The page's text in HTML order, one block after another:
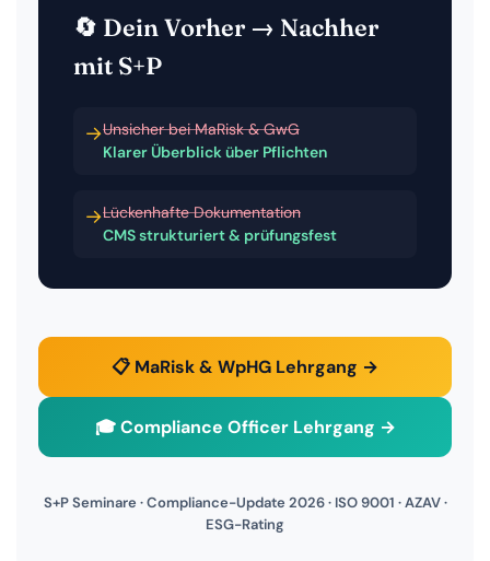
🔄 Dein Vorher → Nachher
mit S+P
→Unsicher bei MaRisk & GwG
Klarer Überblick über Pflichten
→Lückenhafte Dokumentation
CMS strukturiert & prüfungsfest
📋 MaRisk & WpHG Lehrgang →
🎓 Compliance Officer Lehrgang →
S+P Seminare · Compliance-Update 2026 · ISO 9001 · AZAV ·
ESG-Rating